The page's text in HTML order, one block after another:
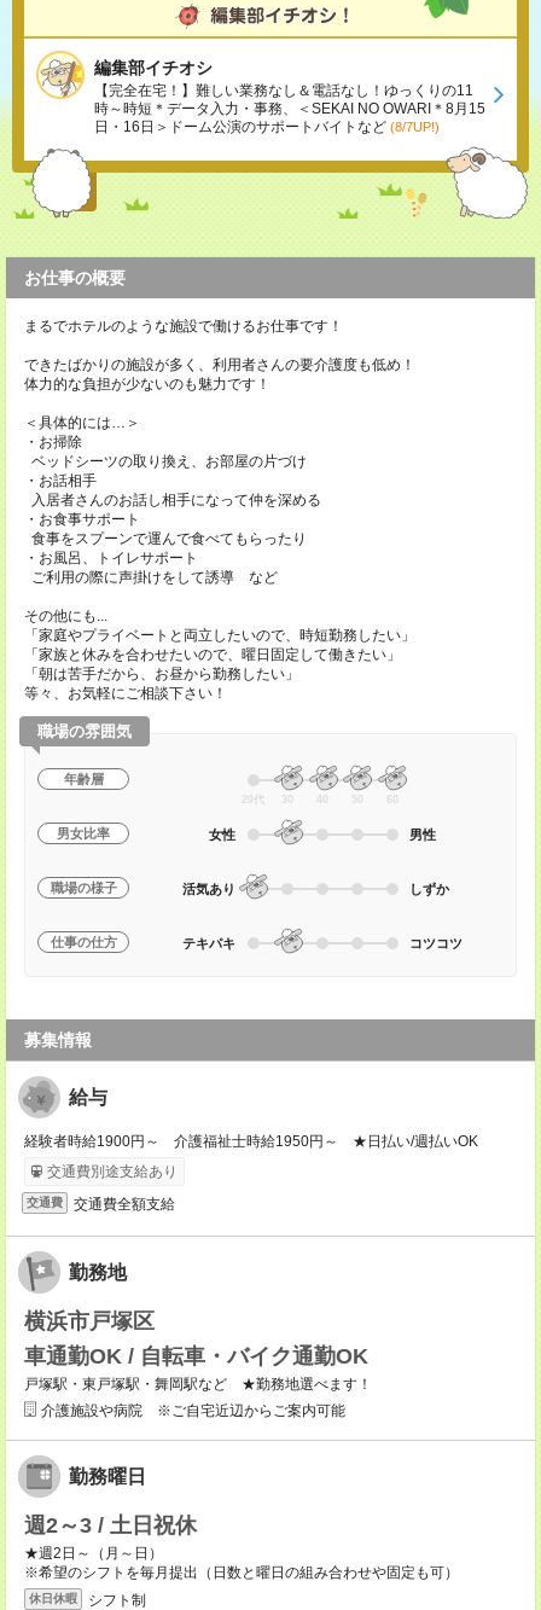
編集部イチオシ
【完全在宅！】難しい業務なし＆電話なし！ゆっくりの11
時～時短＊データ入力・事務、＜SEKAI NO OWARI＊8月15
日・16日＞ドーム公演のサポートバイトなど (8/7UP!)
お仕事の概要
まるでホテルのような施設で働けるお仕事です！
できたばかりの施設が多く、利用者さんの要介護度も低め！
体力的な負担が少ないのも魅力です！
＜具体的には…＞
・お掃除
ベッドシーツの取り換え、お部屋の片づけ
・お話相手
入居者さんのお話し相手になって仲を深める
・お食事サポート
食事をスプーンで運んで食べてもらったり
・お風呂、トイレサポート
ご利用の際に声掛けをして誘導 など
その他にも...
「家庭やプライベートと両立したいので、時短勤務したい」
「家族と休みを合わせたいので、曜日固定して働きたい」
「朝は苦手だから、お昼から勤務したい」
等々、お気軽にご相談下さい！
職場の雰囲気
年齢層
20代 30 40 50 60
男女比率 女性 男性
職場の様子 活気あり しずか
仕事の仕方 テキパキ コツコツ
募集情報
給与
経験者時給1900円～ 介護福祉士時給1950円～ ★日払い/週払いOK
交通費別途支給あり
交通費 交通費全額支給
勤務地
横浜市戸塚区
車通勤OK / 自転車・バイク通勤OK
戸塚駅・東戸塚駅・舞岡駅など ★勤務地選べます！
介護施設や病院 ※ご自宅近辺からご案内可能
勤務曜日
週2～3 / 土日祝休
★週2日～（月～日）
※希望のシフトを毎月提出（日数と曜日の組み合わせや固定も可）
休日休暇
シフト制